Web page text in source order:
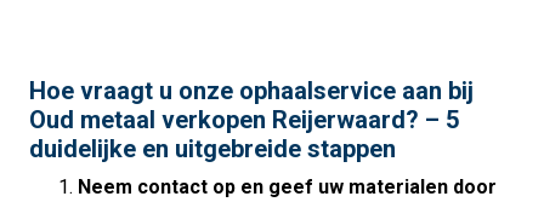
Hoe vraagt u onze ophaalservice aan bij
Oud metaal verkopen Reijerwaard? – 5
duidelijke en uitgebreide stappen
Neem contact op en geef uw materialen door